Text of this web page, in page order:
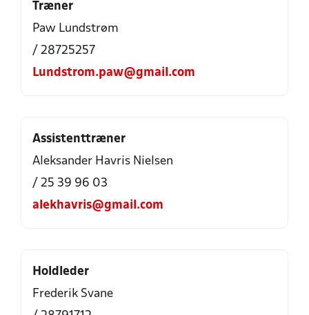
Træner
Paw Lundstrøm
/ 28725257
Lundstrom.paw@gmail.com
Assistenttræner
Aleksander Havris Nielsen
/ 25 39 96 03
alekhavris@gmail.com
Holdleder
Frederik Svane